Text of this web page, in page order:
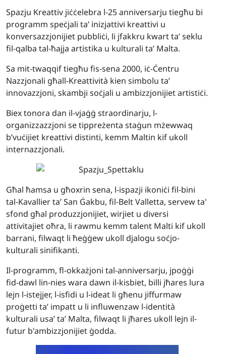
Spazju Kreattiv jiċċelebra l-25 anniversarju tiegħu bi
programm speċjali ta’ inizjattivi kreattivi u
konversazzjonijiet pubbliċi, li jfakkru kwart ta’ seklu
fil-qalba tal-ħajja artistika u kulturali ta’ Malta.
Sa mit-twaqqif tiegħu fis-sena 2000, iċ-Ċentru
Nazzjonali għall-Kreattività kien simbolu ta’
innovazzjoni, skambji soċjali u ambizzjonijiet artistiċi.
Biex tonora dan il-vjaġġ straordinarju, l-
organizzazzjoni se tippreżenta staġun mżewwaq
b’vuċijiet kreattivi distinti, kemm Maltin kif ukoll
internazzjonali.
Għal ħamsa u għoxrin sena, l-ispazji ikoniċi fil-bini
tal-Kavallier ta’ San Ġakbu, fil-Belt Valletta, servew ta'
sfond għal produzzjonijiet, wirjiet u diversi
attivitajiet oħra, li rawmu kemm talent Malti kif ukoll
barrani, filwaqt li ħeġġew ukoll djalogu soċjo-
kulturali sinifikanti.
Il-programm, fl-okkażjoni tal-anniversarju, jpoġġi
fid-dawl lin-nies wara dawn il-kisbiet, billi jħares lura
lejn l-istejjer, l-isfidi u l-ideat li għenu jiffurmaw
proġetti ta’ impatt u li influwenzaw l-identità
kulturali usa’ ta’ Malta, filwaqt li jħares ukoll lejn il-
futur b'ambizzjonijiet ġodda.